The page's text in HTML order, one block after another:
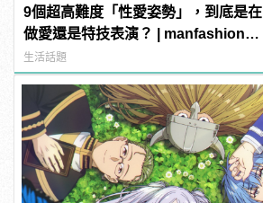
9個超高難度「性愛姿勢」，到底是在
做愛還是特技表演？ | manfashion這
樣變型男
生活話題